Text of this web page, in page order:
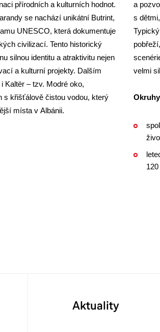
přírodních a kulturních hodnot.
se nachází unikátní Butrint,
UNESCO, která dokumentuje
civilizací. Tento historický
silnou identitu a atraktivitu nejen
a kulturní projekty. Dalším
Kaltër – tzv. Modré oko,
s křišťálově čistou vodou, který
místa v Albánii.
a
s
velmi
Aktuality